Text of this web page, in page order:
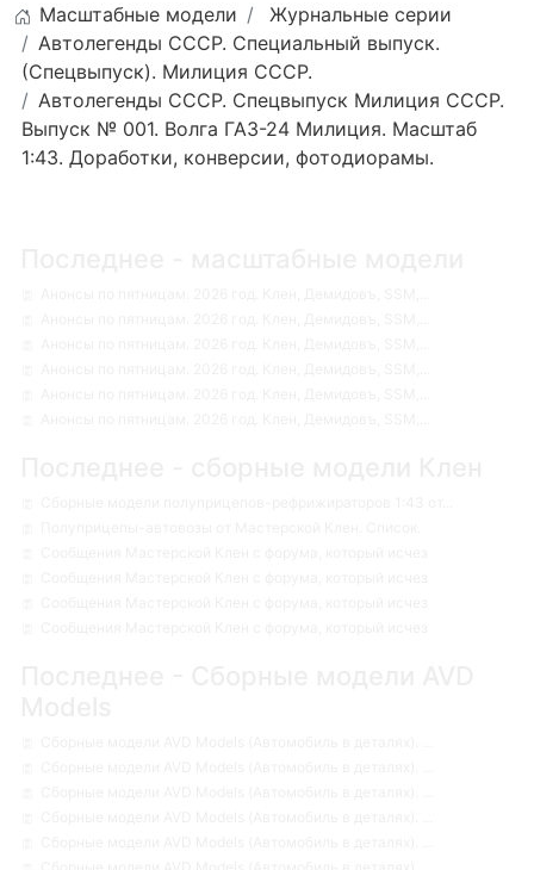
Масштабные модели
Журнальные серии
Автолегенды СССР. Специальный выпуск.
(Спецвыпуск). Милиция СССР.
Автолегенды СССР. Спецвыпуск Милиция СССР.
Выпуск № 001. Волга ГАЗ-24 Милиция. Масштаб
1:43. Доработки, конверсии, фотодиорамы.